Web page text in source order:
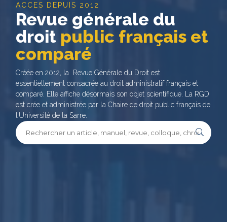
ACCES DEPUIS 2012
Revue générale du
droit public français et
comparé
Créée en 2012, la Revue Générale du Droit est
essentiellement consacrée au droit administratif français et
comparé. Elle affiche désormais son objet scientifique. La RGD
est crée et administrée par la Chaire de droit public français de
l’Université de la Sarre.